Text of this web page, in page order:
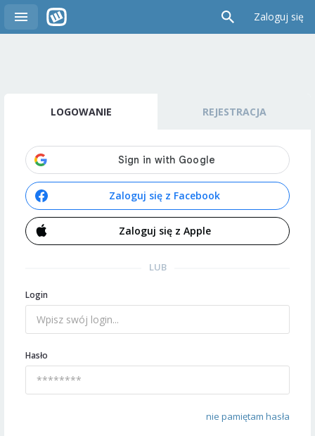
Zaloguj się
LOGOWANIE REJESTRACJA
Zaloguj się z Facebook
Zaloguj się z Apple
LUB
Login
Hasło
nie pamiętam hasła